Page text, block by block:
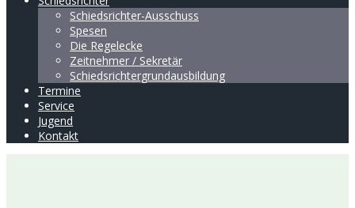
Schiedsrichter-Ausschuss
Spesen
Die Regelecke
Zeitnehmer / Sekretär
Schiedsrichtergrundausbildung
Termine
Service
Jugend
Kontakt